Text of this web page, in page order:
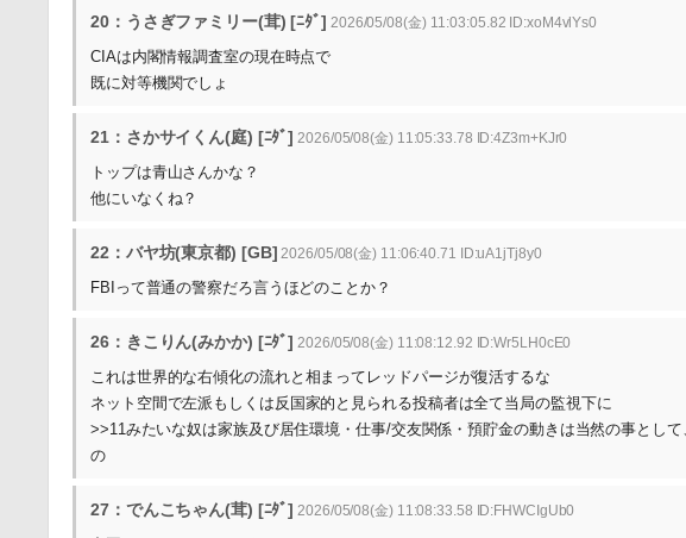
20：うさぎファミリー(茸) [ﾆﾀﾞ] 2026/05/08(金) 11:03:05.82 ID:xoM4vlYs0
CIAは内閣情報調査室の現在時点で
既に対等機関でしょ
21：さかサイくん(庭) [ﾆﾀﾞ] 2026/05/08(金) 11:05:33.78 ID:4Z3m+KJr0
トップは青山さんかな？
他にいなくね？
22：バヤ坊(東京都) [GB] 2026/05/08(金) 11:06:40.71 ID:uA1jTj8y0
FBIって普通の警察だろ言うほどのことか？
26：きこりん(みかか) [ﾆﾀﾞ] 2026/05/08(金) 11:08:12.92 ID:Wr5LH0cE0
これは世界的な右傾化の流れと相まってレッドパージが復活するな
ネット空間で左派もしくは反国家的と見られる投稿者は全て当局の監視下に
>>11みたいな奴は家族及び居住環境・仕事/交友関係・預貯金の動きは当然の事とし
の
27：でんこちゃん(茸) [ﾆﾀﾞ] 2026/05/08(金) 11:08:33.58 ID:FHWCIgUb0